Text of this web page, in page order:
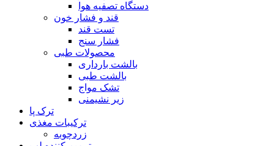
دستگاه تصفیه هوا
قند و فشار خون
تست قند
فشار سنج
محصولات طبی
بالشت بارداری
بالشت طبی
تشک مواج
زیر نشیمنی
ترک پا
ترکیبات مغذی
زردچوبه